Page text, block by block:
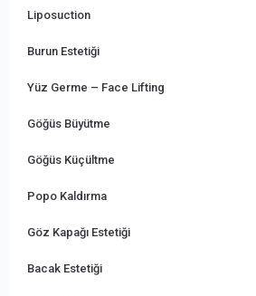
Liposuction
Burun Estetiği
Yüz Germe – Face Lifting
Göğüs Büyütme
Göğüs Küçültme
Popo Kaldırma
Göz Kapağı Estetiği
Bacak Estetiği